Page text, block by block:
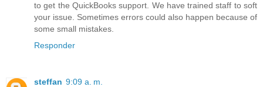
to get the QuickBooks support. We have trained staff to soft
your issue. Sometimes errors could also happen because of
some small mistakes.
Responder
steffan 9:09 a. m.